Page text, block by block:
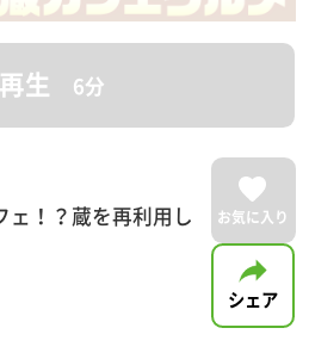
再生 6分
ェ！？蔵を再利用し
お気に入り
シェア